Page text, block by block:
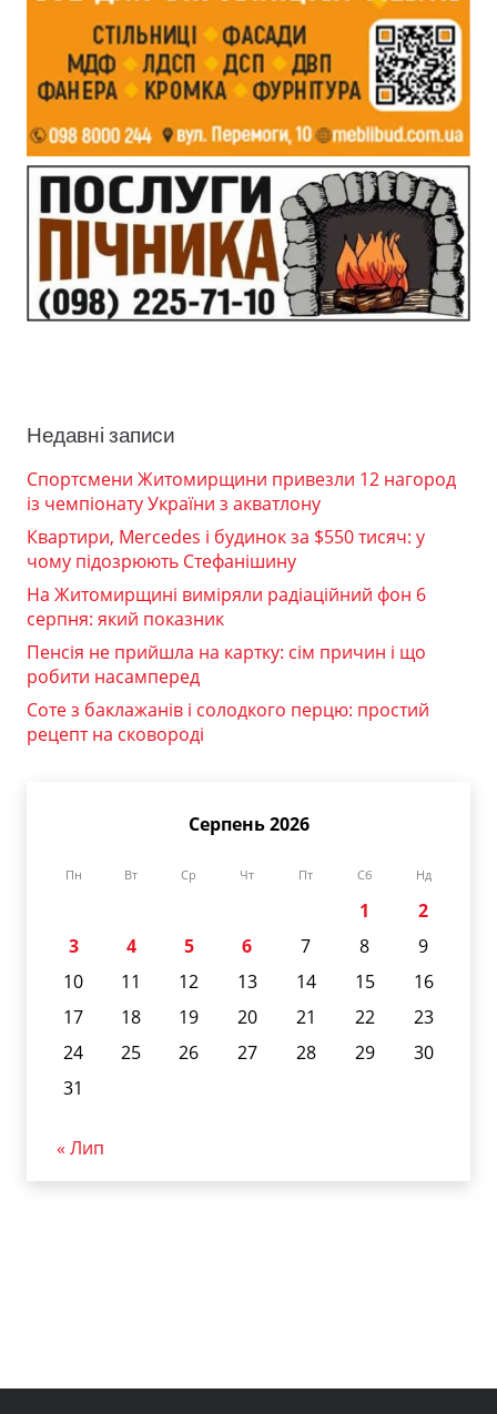
Недавні записи
Спортсмени Житомирщини привезли 12 нагород
із чемпіонату України з акватлону
Квартири, Mercedes і будинок за $550 тисяч: у
чому підозрюють Стефанішину
На Житомирщині виміряли радіаційний фон 6
серпня: який показник
Пенсія не прийшла на картку: сім причин і що
робити насамперед
Соте з баклажанів і солодкого перцю: простий
рецепт на сковороді
Серпень 2026
Пн Вт Ср Чт Пт Сб Нд
1
2
3
4 5 6 7 8
9
10
11 12 13 14 15
16
17
18 19 20 21 22
23
24
25 26 27 28 29
30
31
« Лип